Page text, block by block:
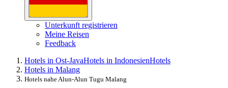
Unterkunft registrieren
Meine Reisen
Feedback
Hotels in Ost-JavaHotels in IndonesienHotels
Hotels in Malang
Hotels nahe Alun-Alun Tugu Malang